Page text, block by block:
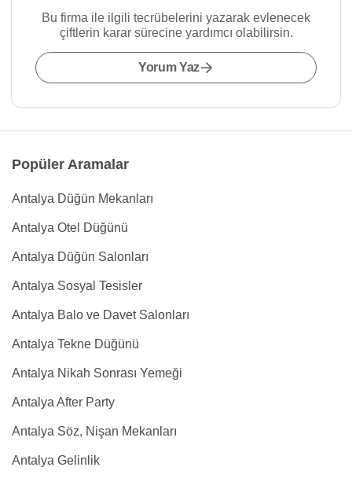
Bu firma ile ilgili tecrübelerini yazarak evlenecek
çiftlerin karar sürecine yardımcı olabilirsin.
Yorum Yaz
Popüler Aramalar
Antalya Düğün Mekanları
Antalya Otel Düğünü
Antalya Düğün Salonları
Antalya Sosyal Tesisler
Antalya Balo ve Davet Salonları
Antalya Tekne Düğünü
Antalya Nikah Sonrası Yemeği
Antalya After Party
Antalya Söz, Nişan Mekanları
Antalya Gelinlik